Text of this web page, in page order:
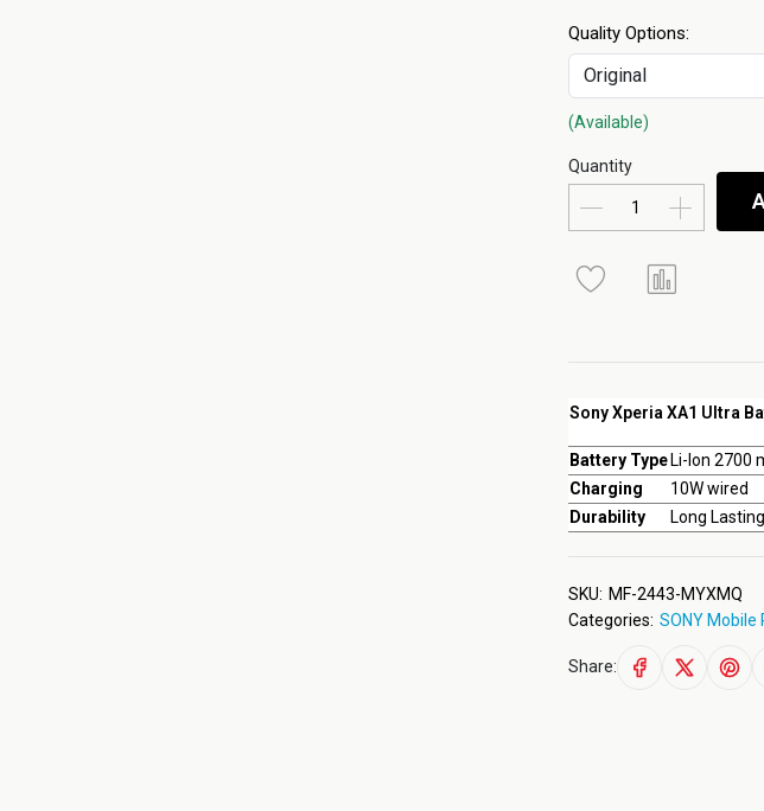
Sony Xperia XA1 Ultra
Battery Type Li-Ion 2700
Charging
10W wired
Durability
Long
Quality Options:
(Available)
Quantity
SKU: MF-2443-MYXMQ
Categories: SONY Mobile
Share: